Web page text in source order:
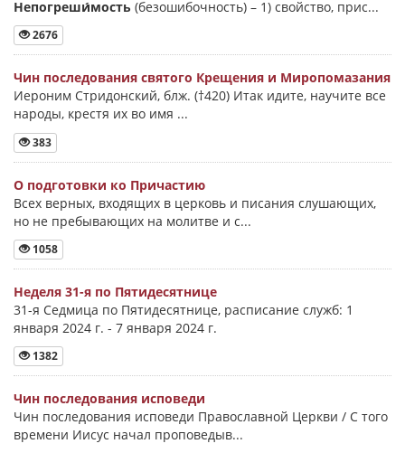
Непогреши́мость (безошибочность) – 1) свойство, прис...
2676
Чин последования святого Крещения и Миропомазания
Иероним Стридонский, блж. (†420) Итак идите, научите все
народы, крестя их во имя ...
383
О подготовки ко Причастию
Всех верных, входящих в церковь и писания слушающих,
но не пребывающих на молитве и с...
1058
Неделя 31-я по Пятидесятнице
31-я Седмица по Пятидесятнице, расписание служб: 1
января 2024 г. - 7 января 2024 г.
1382
Чин последования исповеди
Чин последования исповеди Православной Церкви / С того
времени Иисус начал проповедыв...